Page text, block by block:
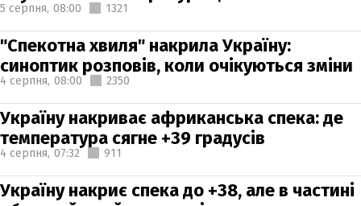
5 серпня, 08:00 1321
"Спекотна хвиля" накрила Україну:
синоптик розповів, коли очікуються зміни
4 серпня, 08:00 2350
Україну накриває африканська спека: де
температура сягне +39 градусів
4 серпня, 07:32 911
Україну накриє спека до +38, але в частині